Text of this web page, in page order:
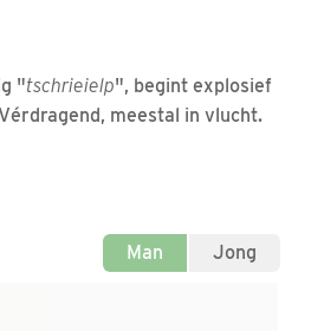
"tschrieielp", begint explosief
meestal in vlucht.
Man Jong